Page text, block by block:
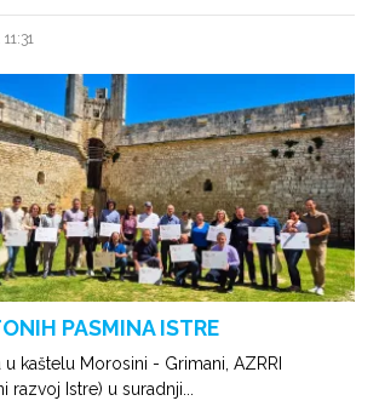
PASMINA ISTRE
kaštelu Morosini - Grimani, AZRRI
razvoj Istre) u suradnji...